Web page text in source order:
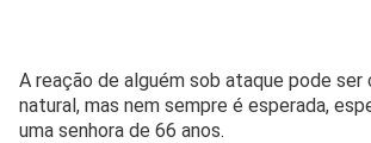
A reação de alguém sob ataque pode ser
natural, mas nem sempre é esperada,
uma senhora de 66 anos.